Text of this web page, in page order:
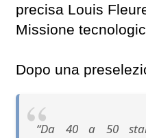
precisa Louis
Missione
Dopo una
“Da 40 a 50